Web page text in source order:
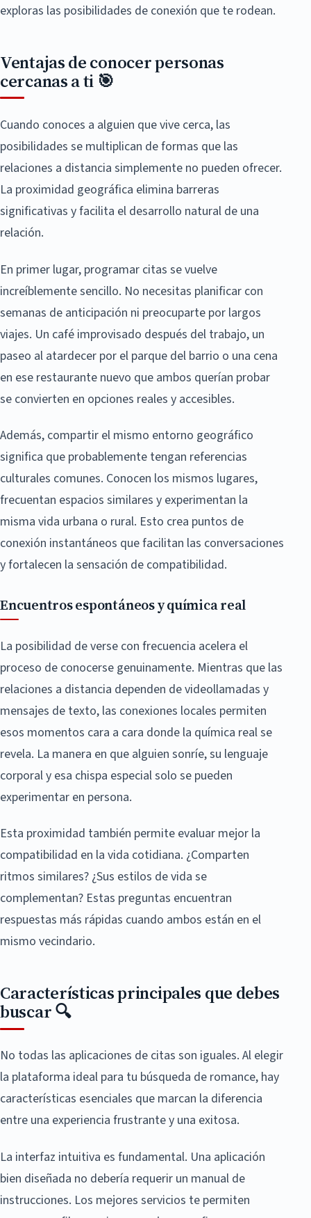
exploras las posibilidades de conexión que te rodean.
Ventajas de conocer personas
cercanas a ti 🎯
Cuando conoces a alguien que vive cerca, las
posibilidades se multiplican de formas que las
relaciones a distancia simplemente no pueden ofrecer.
La proximidad geográfica elimina barreras
significativas y facilita el desarrollo natural de una
relación.
En primer lugar, programar citas se vuelve
increíblemente sencillo. No necesitas planificar con
semanas de anticipación ni preocuparte por largos
viajes. Un café improvisado después del trabajo, un
paseo al atardecer por el parque del barrio o una cena
en ese restaurante nuevo que ambos querían probar
se convierten en opciones reales y accesibles.
Además, compartir el mismo entorno geográfico
significa que probablemente tengan referencias
culturales comunes. Conocen los mismos lugares,
frecuentan espacios similares y experimentan la
misma vida urbana o rural. Esto crea puntos de
conexión instantáneos que facilitan las conversaciones
y fortalecen la sensación de compatibilidad.
Encuentros espontáneos y química real
La posibilidad de verse con frecuencia acelera el
proceso de conocerse genuinamente. Mientras que las
relaciones a distancia dependen de videollamadas y
mensajes de texto, las conexiones locales permiten
esos momentos cara a cara donde la química real se
revela. La manera en que alguien sonríe, su lenguaje
corporal y esa chispa especial solo se pueden
experimentar en persona.
Esta proximidad también permite evaluar mejor la
compatibilidad en la vida cotidiana. ¿Comparten
ritmos similares? ¿Sus estilos de vida se
complementan? Estas preguntas encuentran
respuestas más rápidas cuando ambos están en el
mismo vecindario.
Características principales que debes
buscar 🔍
No todas las aplicaciones de citas son iguales. Al elegir
la plataforma ideal para tu búsqueda de romance, hay
características esenciales que marcan la diferencia
entre una experiencia frustrante y una exitosa.
La interfaz intuitiva es fundamental. Una aplicación
bien diseñada no debería requerir un manual de
instrucciones. Los mejores servicios te permiten